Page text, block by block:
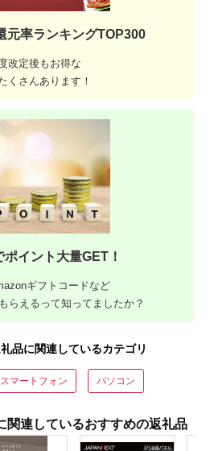
元率ランキングTOP300
改定後もお得な
くさんあります！
イント大量GET！
ギフトコードなど
らえるって知ってましたか？
品に関連しているカテゴリ
マートフォン パソコン
関連しているおすすめの返礼品